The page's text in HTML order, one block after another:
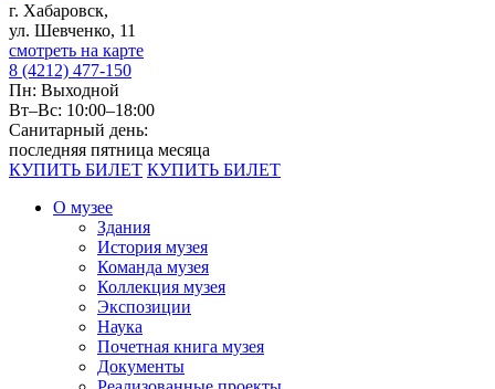
г. Хабаровск,
ул. Шевченко, 11
смотреть на карте
8 (4212) 477-150
Пн: Выходной
Вт–Вс: 10:00–18:00
Санитарный день:
последняя пятница месяца
КУПИТЬ БИЛЕТ КУПИТЬ БИЛЕТ
О музее
Здания
История музея
Команда музея
Коллекция музея
Экспозиции
Наука
Почетная книга музея
Документы